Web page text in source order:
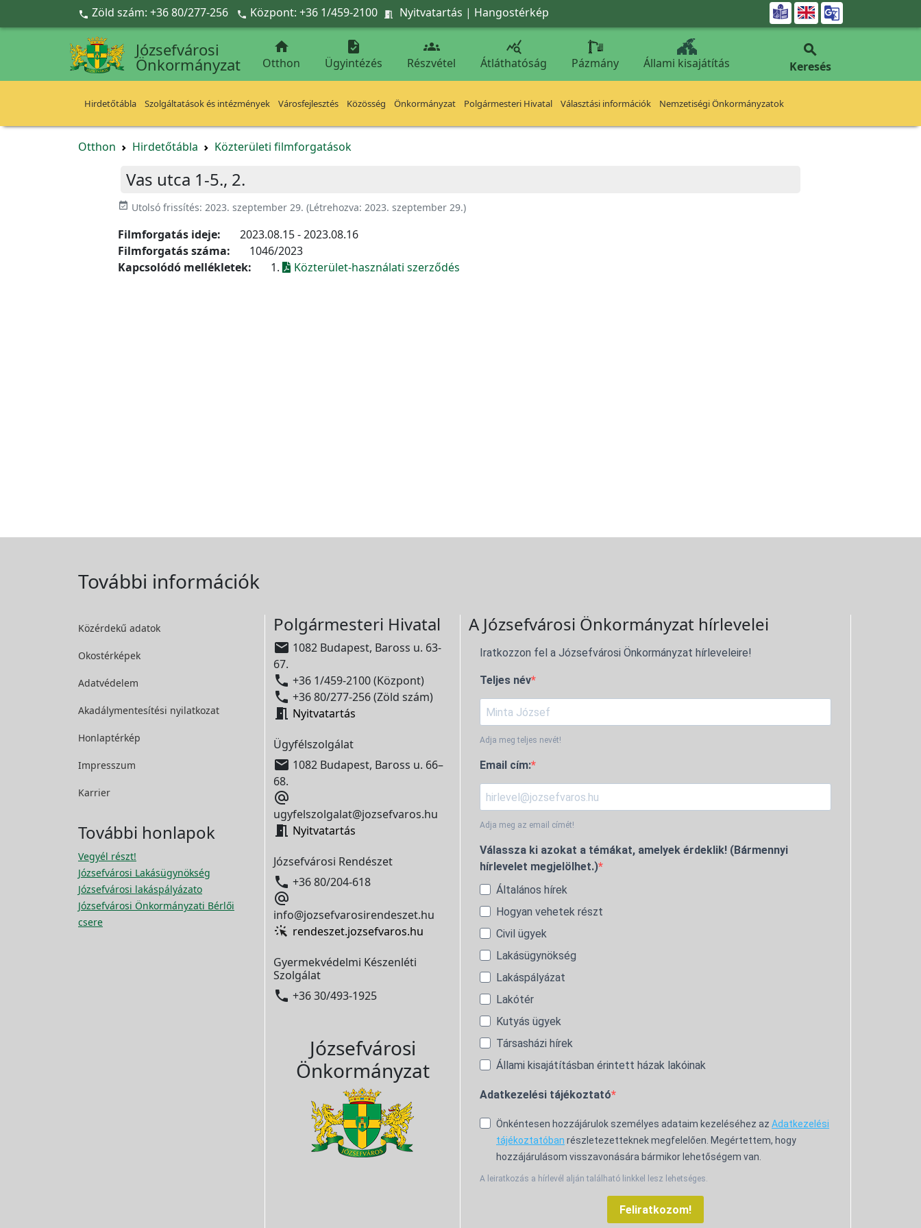
Ugrás a fő tartalomra
 Zöld szám: +36 80/277-256  Központ: +36 1/459-2100  Nyitvatartás | Hangostérkép 
Józsefvárosi
Önkormányzat

Otthon

Ügyintézés

Részvétel

Átláthatóság Pázmány Állami kisajátítás

Keresés
Hirdetőtábla Szolgáltatások és intézmények Városfejlesztés Közösség Önkormányzat Polgármesteri Hivatal Választási információk Nemzetiségi Önkormányzatok
Otthon Hirdetőtábla Közterületi filmforgatások
Vas utca 1-5., 2.
event_available Utolsó frissítés: 2023. szeptember 29. (Létrehozva: 2023. szeptember 29.)
Filmforgatás ideje:
2023.08.15 - 2023.08.16
Filmforgatás száma:
1046/2023
Kapcsolódó mellékletek:
1. Közterület-használati szerződés
További információk
Közérdekű adatok
Okostérképek
Adatvédelem
Akadálymentesítési nyilatkozat
Honlaptérkép
Impresszum
Karrier
További honlapok
Vegyél részt!
Józsefvárosi Lakásügynökség
Józsefvárosi lakáspályázato
Józsefvárosi Önkormányzati Bérlői
csere
Polgármesteri Hivatal
 1082 Budapest, Baross u. 63-
67.
 +36 1/459-2100 (Központ)
 +36 80/277-256 (Zöld szám)
 Nyitvatartás
Ügyfélszolgálat
 1082 Budapest, Baross u. 66–
68.

ugyfelszolgalat@jozsefvaros.hu
 Nyitvatartás
Józsefvárosi Rendészet
 +36 80/204-618

info@jozsefvarosirendeszet.hu
rendeszet.jozsefvaros.hu
Gyermekvédelmi Készenléti
Szolgálat
 +36 30/493-1925
Józsefvárosi
Önkormányzat
A Józsefvárosi Önkormányzat hírlevelei
Iratkozzon fel a Józsefvárosi Önkormányzat hírleveleire!
Teljes név
Adja meg teljes nevét!
Email cím:
Adja meg az email címét!
Válassza ki azokat a témákat, amelyek érdeklik! (Bármennyi
hírlevelet megjelölhet.)
Általános hírek
Hogyan vehetek részt
Civil ügyek
Lakásügynökség
Lakáspályázat
Lakótér
Kutyás ügyek
Társasházi hírek
Állami kisajátításban érintett házak lakóinak
Adatkezelési tájékoztató
Önkéntesen hozzájárulok személyes adataim kezeléséhez az Adatkezelési
tájékoztatóban részletezetteknek megfelelően. Megértettem, hogy
hozzájárulásom visszavonására bármikor lehetőségem van.
A leiratkozás a hírlevél alján található linkkel lesz lehetséges.
Feliratkozom!